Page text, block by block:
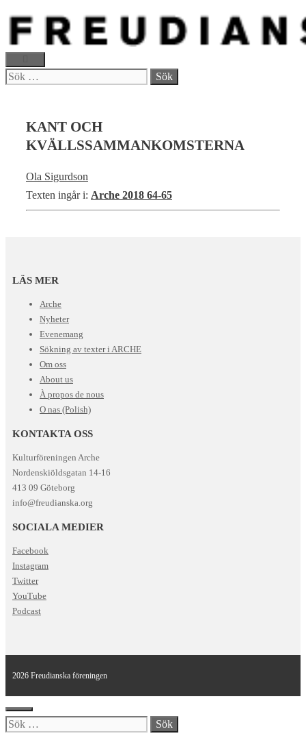
Hoppa
innehåll
MENY
Sök
KANT OCH
KVÄLLSSAMMANKOMSTERNA
Ola Sigurdson
Texten ingår i: Arche 2018 64-65
LÄS MER
Arche
Nyheter
Evenemang
Sökning av texter i ARCHE
Om oss
About us
À propos de nous
O nas (Polish)
KONTAKTA OSS
Kulturföreningen Arche
Nordenskiöldsgatan 14-16
413 09 Göteborg
info@freudianska.org
SOCIALA MEDIER
Facebook
Instagram
Twitter
YouTube
Podcast
2026 Freudianska föreningen
Stäng
Sök